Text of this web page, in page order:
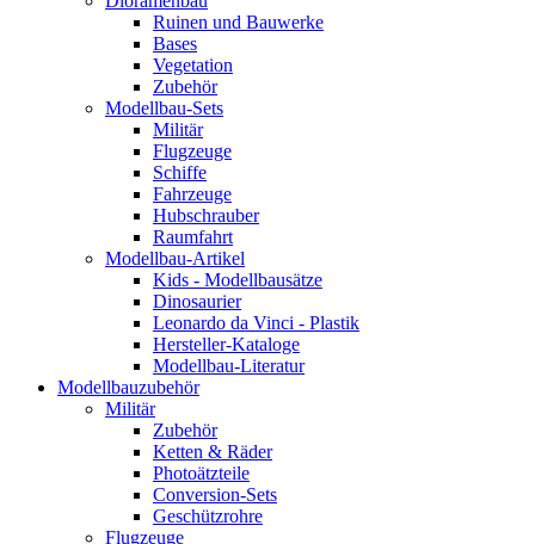
Ruinen und Bauwerke
Bases
Vegetation
Zubehör
Modellbau-Sets
Militär
Flugzeuge
Schiffe
Fahrzeuge
Hubschrauber
Raumfahrt
Modellbau-Artikel
Kids - Modellbausätze
Dinosaurier
Leonardo da Vinci - Plastik
Hersteller-Kataloge
Modellbau-Literatur
Modellbauzubehör
Militär
Zubehör
Ketten & Räder
Photoätzteile
Conversion-Sets
Geschützrohre
Flugzeuge